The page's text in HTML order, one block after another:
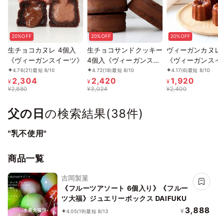
20%OFF
生チョコカヌレ 4個入
《ヴィーガンスイーツ》
4.76(21)最短 8/10
¥ 2,304
¥2,880
20%OFF
生チョコサンドクッキー
4個入《ヴィーガンスイ
ーツ》
4.72(18)最短 8/10
¥ 2,420
¥3,024
20%OFF
ヴィーガンカヌ
《ヴィーガンス
4.17(6)最短 8/10
¥1,920
¥2,400
父の日 の検索結果(38件)
"乳不使用"
商品一覧
吉岡製菓
《フルーツアソート 6個入り》《フルー
ツ大福》ジュエリーボックス DAIFUKU
4.05(19)最短 8/13 ¥ 3,888